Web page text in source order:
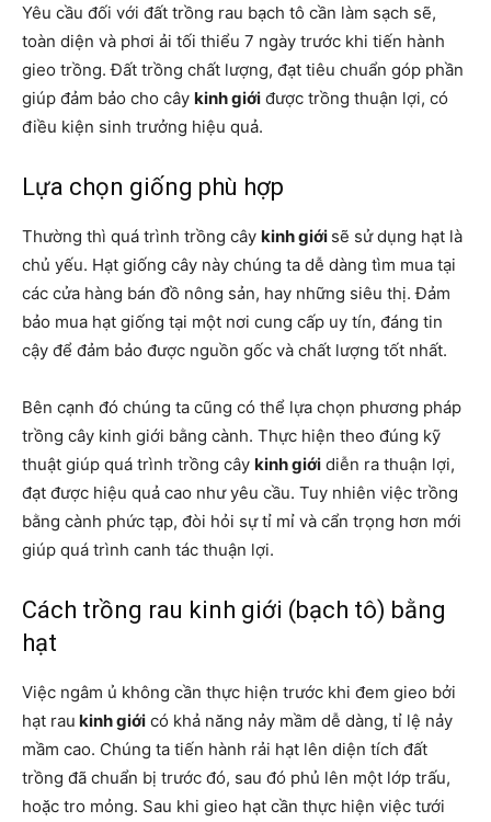
Yêu cầu đối với đất trồng rau bạch tô cần làm sạch sẽ,
toàn diện và phơi ải tối thiểu 7 ngày trước khi tiến hành
gieo trồng. Đất trồng chất lượng, đạt tiêu chuẩn góp phần
giúp đảm bảo cho cây kinh giới được trồng thuận lợi, có
điều kiện sinh trưởng hiệu quả.
Lựa chọn giống phù hợp
Thường thì quá trình trồng cây kinh giới sẽ sử dụng hạt là
chủ yếu. Hạt giống cây này chúng ta dễ dàng tìm mua tại
các cửa hàng bán đồ nông sản, hay những siêu thị. Đảm
bảo mua hạt giống tại một nơi cung cấp uy tín, đáng tin
cậy để đảm bảo được nguồn gốc và chất lượng tốt nhất.
Bên cạnh đó chúng ta cũng có thể lựa chọn phương pháp
trồng cây kinh giới bằng cành. Thực hiện theo đúng kỹ
thuật giúp quá trình trồng cây kinh giới diễn ra thuận lợi,
đạt được hiệu quả cao như yêu cầu. Tuy nhiên việc trồng
bằng cành phức tạp, đòi hỏi sự tỉ mỉ và cẩn trọng hơn mới
giúp quá trình canh tác thuận lợi.
Cách trồng rau kinh giới (bạch tô) bằng
hạt
Việc ngâm ủ không cần thực hiện trước khi đem gieo bởi
hạt rau kinh giới có khả năng nảy mầm dễ dàng, tỉ lệ nảy
mầm cao. Chúng ta tiến hành rải hạt lên diện tích đất
trồng đã chuẩn bị trước đó, sau đó phủ lên một lớp trấu,
hoặc tro mỏng. Sau khi gieo hạt cần thực hiện việc tưới